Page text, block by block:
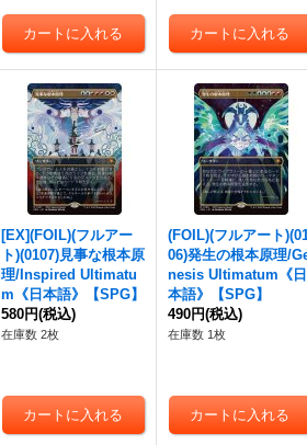
[EX](FOIL)(フルアー
ト)(0107)見事な根本原
理/Inspired Ultimatu
m《日本語》【SPG】
580円(税込)
在庫数 2枚
(FOIL)(フルアート
06)発生の根本原理/
nesis Ultimatum《日
本語》【SPG】
490円(税込)
在庫数 1枚